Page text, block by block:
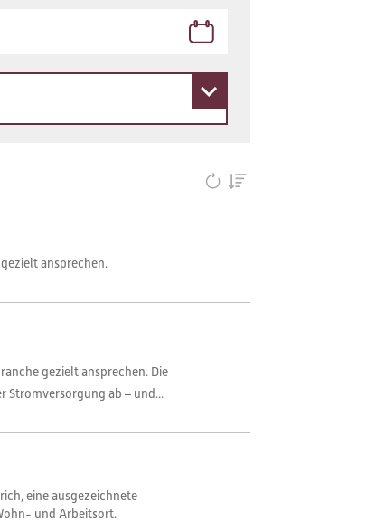
ansprechen.
gezielt ansprechen. Die
Stromversorgung ab – und...
eine ausgezeichnete
und Arbeitsort.